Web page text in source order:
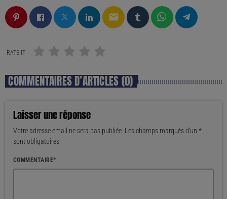
email
RATE IT
COMMENTAIRES D’ARTICLES (0)
Laisser une réponse
Votre adresse email ne sera pas publiée. Les champs marqués d'un *
sont obligatoires
COMMENTAIRE*